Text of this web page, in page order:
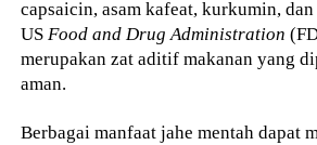
capsaicin, asam kafeat, kurkumin,
USFood and Drug Administration
merupakan zat aditif makanan yang
aman.
Berbagai manfaat jahe mentah dapat